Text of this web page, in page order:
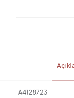
A4128723